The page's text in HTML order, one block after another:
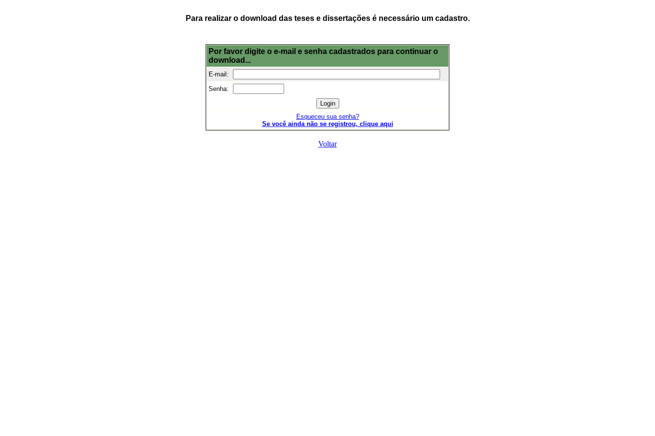
Para realizar o download das teses e dissertações é necessário um cadastro.
Por favor digite o e-mail e senha cadastrados para continuar o
download...
E-mail:
Senha:
Esqueceu sua senha?
Se você ainda não se registrou, clique aqui
Voltar